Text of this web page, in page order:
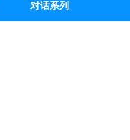
对话系列